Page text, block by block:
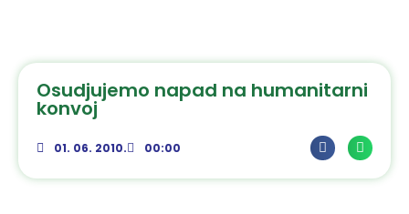
Osudjujemo napad na humanitarni
konvoj
01. 06. 2010. 00:00